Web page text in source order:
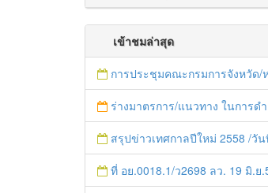
เข้าชมล่าสุด
การประชุมคณะกรมการจังหวัด/หน.ส่วนราชการประจำเดือ
ร่างมาตรการ/แนวทาง ในการดำเนินการประกอบการตรวจราช
สรุปข่าวเทศกาลปีใหม่ 2558 /วัน
ที่ อย.0018.1/ว2698 ลว. 19 มิ.ย.58 เรื่อง การแก้ไขปัญหาห